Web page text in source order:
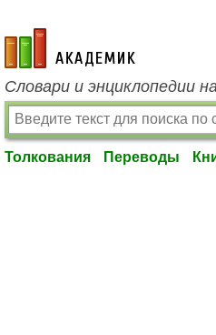
academic.ru
Словари и энциклопедии
Толкования Переводы